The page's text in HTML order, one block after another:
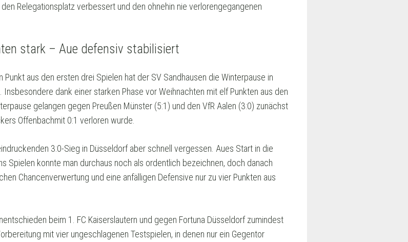
Relegationsplatz verbessert und den ohnehin nie verlorengegangenen
stark – Aue defensiv stabilisiert
aus den ersten drei Spielen hat der SV Sandhausen die Winterpause in
dank einer starken Phase vor Weihnachten mit elf Punkten aus den
gelangen gegen Preußen Münster (5:1) und den VfR Aalen (3:0) zunächst
Offenbachmit 0:1 verloren wurde.
3:0-Sieg in Düsseldorf aber schnell vergessen. Aues Start in die
Spielen konnte man durchaus noch als ordentlich bezeichnen, doch danach
Chancenverwertung und eine anfälligen Defensive nur zu vier Punkten aus
beim 1. FC Kaiserslautern und gegen Fortuna Düsseldorf zumindest
mit vier ungeschlagenen Testspielen, in denen nur ein Gegentor